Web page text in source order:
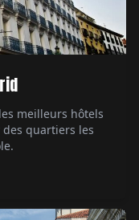
meilleurs hôtels
quartiers les